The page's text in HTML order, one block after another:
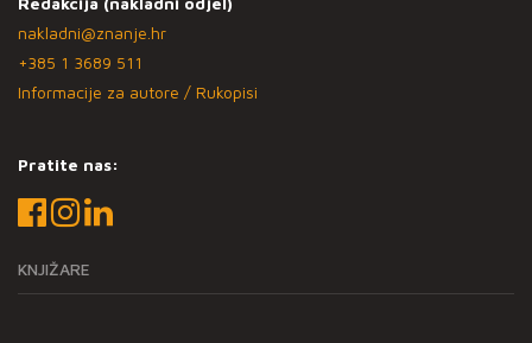
nakladni@znanje.hr
+385 1 3689 511
Informacije za autore / Rukopisi
Pratite nas:
KNJIŽARE